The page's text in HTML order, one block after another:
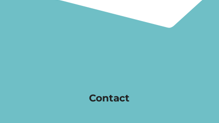
Contact